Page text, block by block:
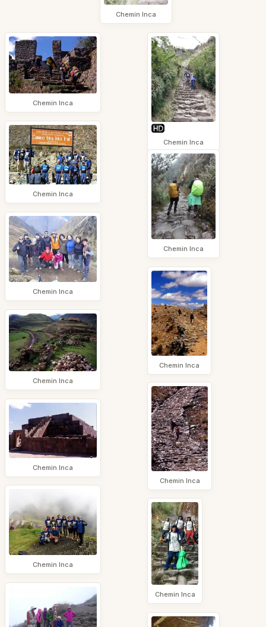
Chemin Inca
Chemin Inca
Chemin Inca
Chemin Inca
Chemin Inca
Chemin Inca
Chemin Inca
Chemin Inca
Chemin Inca
Chemin Inca
Chemin Inca
Chemin Inca